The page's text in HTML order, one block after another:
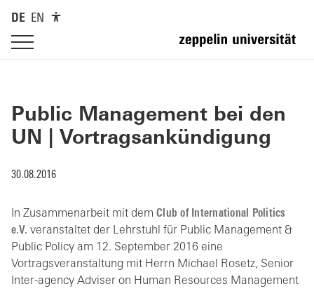
DE EN
Public Management bei den
UN | Vortragsankündigung
30.08.2016
In Zusammenarbeit mit dem Club of International Politics
e.V. veranstaltet der Lehrstuhl für Public Management &
Public Policy am 12. September 2016 eine
Vortragsveranstaltung mit Herrn Michael Rosetz, Senior
Inter-agency Adviser on Human Resources Management